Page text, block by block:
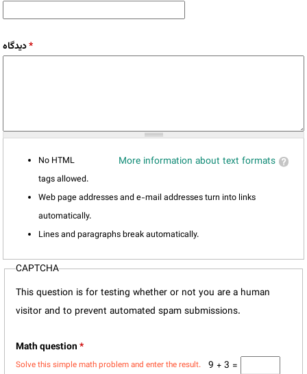
دیدگاه*
More information about text formats
No HTML
tags allowed.
Web page addresses and e-mail addresses turn into links
automatically.
Lines and paragraphs break automatically.
CAPTCHA
This question is for testing whether or not you are a human
visitor and to prevent automated spam submissions.
Math question*
9 + 3 =
Solve this simple math problem and enter the result.